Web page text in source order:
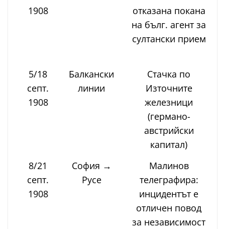
1908
отказана покана
на бълг. агент за
султански прием
5/18
септ.
1908
Балкански
линии
Стачка по
Източните
железници
(германо-
австрийски
капитал)
8/21
септ.
1908
София →
Русе
Малинов
телеграфира:
инцидентът е
отличен повод
за независимост